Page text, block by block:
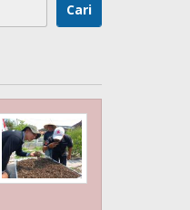
Cari